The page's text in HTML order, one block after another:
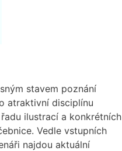
stavem poznání
atraktivní disciplínu
ilustrací a konkrétních
Vedle vstupních
najdou aktuální